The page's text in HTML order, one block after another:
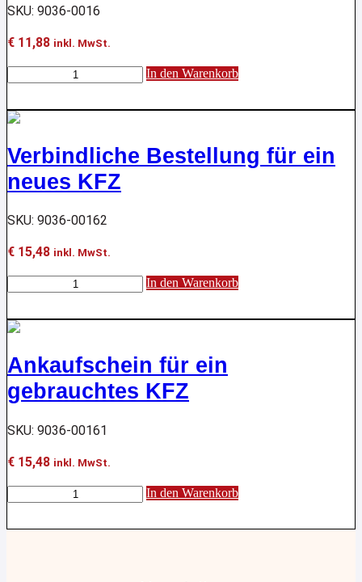
SKU: 9036-0016
€ 11,88 inkl. MwSt.
Ankaufschein
für
KFZ
In den Warenkorb
Verbindliche Bestellung für ein
neues KFZ
SKU: 9036-00162
€ 15,48 inkl. MwSt.
Bestellung
ein
KFZ
Menge
In den Warenkorb
Ankaufschein für ein
gebrauchtes KFZ
SKU: 9036-00161
€ 15,48 inkl. MwSt.
Ankaufschein
für
In den Warenkorb